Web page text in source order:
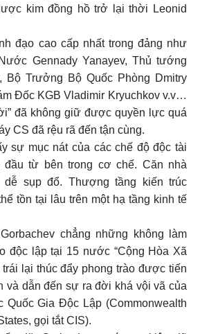
kim đồng hồ trở lại thời Leonid
đạo cao cấp nhất trong đảng như
Gennady Yanayev, Thủ tướng
Bộ Trưởng Bộ Quốc Phòng Dmitry
Đốc KGB Vladimir Kryuchkov v.v…
đã không giữ được quyền lực quá
CS đã rệu rã đến tận cùng.
sự mục nát của các chế độ độc tài
từ bên trong cơ chế. Căn nhà
dễ sụp đổ. Thượng tầng kiến trúc
tồn tại lâu trên một hạ tầng kinh tế
chẳng những không làm
độc lập tại 15 nước “Cộng Hòa Xã
trái lại thúc đẩy phong trào được tiến
và dẫn đến sự ra đời khá vội vã của
Quốc Gia Độc Lập (Commonwealth
gọi tắt CIS).